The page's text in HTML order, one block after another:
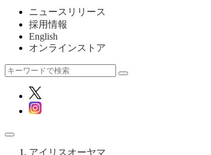
ニュースリリース
採用情報
English
オンラインストア
アイリスオーヤマ